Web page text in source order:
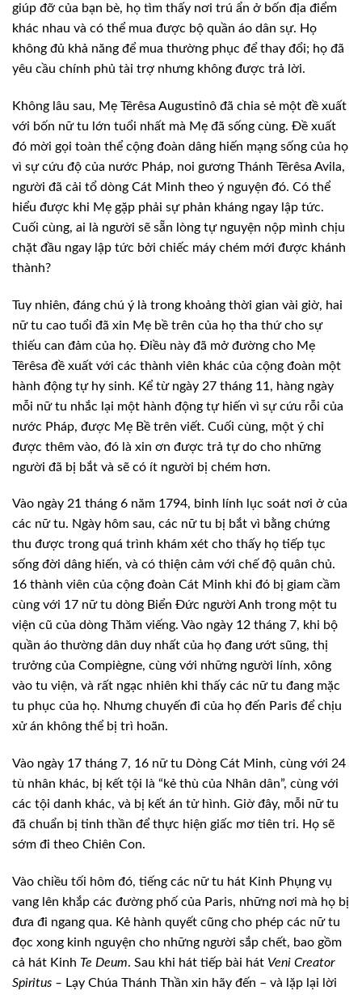
giúp đỡ của bạn bè, họ tìm thấy nơi trú ẩn ở bốn địa điểm
khác nhau và có thể mua được bộ quần áo dân sự. Họ
không đủ khả năng để mua thường phục để thay đổi; họ đã
yêu cầu chính phủ tài trợ nhưng không được trả lời.
Không lâu sau, Mẹ Têrêsa Augustinô đã chia sẻ một đề xuất
với bốn nữ tu lớn tuổi nhất mà Mẹ đã sống cùng. Đề xuất
đó mời gọi toàn thể cộng đoàn dâng hiến mạng sống của họ
vì sự cứu độ của nước Pháp, noi gương Thánh Têrêsa Avila,
người đã cải tổ dòng Cát Minh theo ý nguyện đó. Có thể
hiểu được khi Mẹ gặp phải sự phản kháng ngay lập tức.
Cuối cùng, ai là người sẽ sẵn lòng tự nguyện nộp mình chịu
chặt đầu ngay lập tức bởi chiếc máy chém mới được khánh
thành?
Tuy nhiên, đáng chú ý là trong khoảng thời gian vài giờ, hai
nữ tu cao tuổi đã xin Mẹ bề trên của họ tha thứ cho sự
thiếu can đảm của họ. Điều này đã mở đường cho Mẹ
Têrêsa đề xuất với các thành viên khác của cộng đoàn một
hành động tự hy sinh. Kể từ ngày 27 tháng 11, hàng ngày
mỗi nữ tu nhắc lại một hành động tự hiến vì sự cứu rỗi của
nước Pháp, được Mẹ Bề trên viết. Cuối cùng, một ý chỉ
được thêm vào, đó là xin ơn được trả tự do cho những
người đã bị bắt và sẽ có ít người bị chém hơn.
Vào ngày 21 tháng 6 năm 1794, binh lính lục soát nơi ở của
các nữ tu. Ngày hôm sau, các nữ tu bị bắt vì bằng chứng
thu được trong quá trình khám xét cho thấy họ tiếp tục
sống đời dâng hiến, và có thiện cảm với chế độ quân chủ.
16 thành viên của cộng đoàn Cát Minh khi đó bị giam cầm
cùng với 17 nữ tu dòng Biển Đức người Anh trong một tu
viện cũ của dòng Thăm viếng. Vào ngày 12 tháng 7, khi bộ
quần áo thường dân duy nhất của họ đang ướt sũng, thị
trưởng của Compiègne, cùng với những người lính, xông
vào tu viện, và rất ngạc nhiên khi thấy các nữ tu đang mặc
tu phục của họ. Nhưng chuyến đi của họ đến Paris để chịu
xử án không thể bị trì hoãn.
Vào ngày 17 tháng 7, 16 nữ tu Dòng Cát Minh, cùng với 24
tù nhân khác, bị kết tội là “kẻ thù của Nhân dân”, cùng với
các tội danh khác, và bị kết án tử hình. Giờ đây, mỗi nữ tu
đã chuẩn bị tinh thần để thực hiện giấc mơ tiên tri. Họ sẽ
sớm đi theo Chiên Con.
Vào chiều tối hôm đó, tiếng các nữ tu hát Kinh Phụng vụ
vang lên khắp các đường phố của Paris, những nơi mà họ bị
đưa đi ngang qua. Kẻ hành quyết cũng cho phép các nữ tu
đọc xong kinh nguyện cho những người sắp chết, bao gồm
cả hát Kinh Te Deum. Sau khi hát tiếp bài hát Veni Creator
Spiritus – Lạy Chúa Thánh Thần xin hãy đến – và lặp lại lời